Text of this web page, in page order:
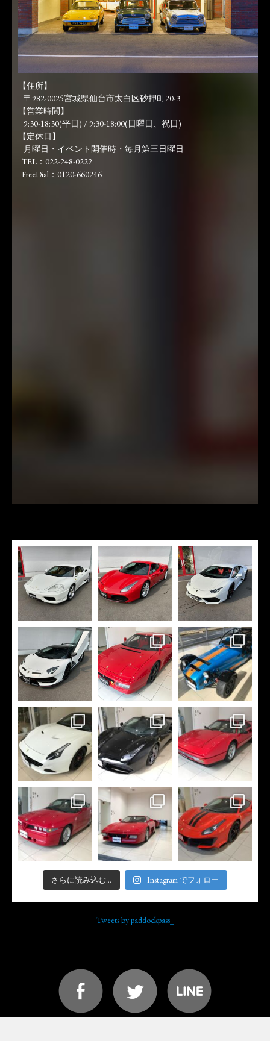
【住所】
〒982-0025宮城県仙台市太白区砂押町20-3
【営業時間】
9:30-18:30(平日) / 9:30-18:00(日曜日、祝日)
【定休日】
月曜日・イベント開催時・毎月第三日曜日
TEL：022-248-0222
FreeDial：0120-660246
さらに読み込む... Instagram でフォロー
Tweets by paddockpass_